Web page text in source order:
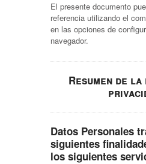
El presente documento
referencia utilizando el
en las opciones de
navegador.
Resumen de
Datos Personales
siguientes
los siguientes